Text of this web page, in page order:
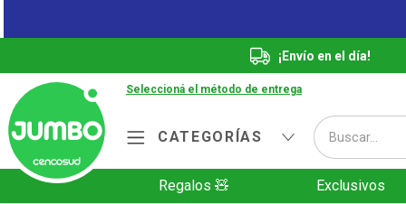
¡Envío en el día!
Seleccioná el método de entrega
CATEGORÍAS
Buscar...
Regalos 🧸 Exclusivos
Términos más buscados